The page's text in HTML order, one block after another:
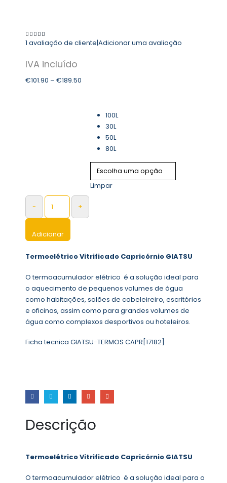
5.00out of 5
1 avaliação de cliente|Adicionar uma avaliação
€101.90 – €189.50
100L
30L
50L
80L
Limpar
- +
Adicionar
Termoelétrico Vitrificado Capricórnio GIATSU
O termoacumulador elétrico é a solução ideal para
o aquecimento de pequenos volumes de água
como habitações, salões de cabeleireiro, escritórios
e oficinas, assim como para grandes volumes de
água como complexos desportivos ou hoteleiros.
Ficha tecnica GIATSU-TERMOS CAPR[17182]
Descrição
Termoelétrico Vitrificado Capricórnio GIATSU
O termoacumulador elétrico é a solução ideal para o